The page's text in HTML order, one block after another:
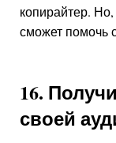
копирайтер.
сможет помочь
16.
своей